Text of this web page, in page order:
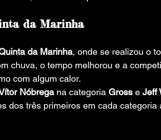
da Marinha
da Marinha, onde se realizou o
chuva, o tempo melhorou e a
com algum calor.
Nóbrega na categoria Gross e Jeff
dos três primeiros em cada categoria